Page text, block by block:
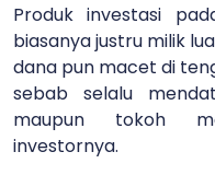
Produk investasi
biasanya justru milik
dana pun macet di
sebab selalu
maupun tokoh
investornya.